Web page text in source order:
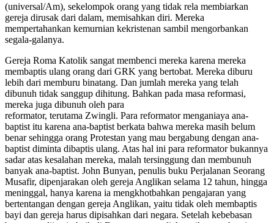
(universal/Am), sekelompok orang yang tidak rela membiarkan
gereja dirusak dari dalam, memisahkan diri. Mereka
mempertahankan kemurnian kekristenan sambil mengorbankan
segala-galanya.
Gereja Roma Katolik sangat membenci mereka karena mereka
membaptis ulang orang dari GRK yang bertobat. Mereka diburu
lebih dari memburu binatang. Dan jumlah mereka yang telah
dibunuh tidak sanggup dihitung. Bahkan pada masa reformasi,
mereka juga dibunuh oleh para
reformator, terutama Zwingli. Para reformator menganiaya ana-
baptist itu karena ana-baptist berkata bahwa mereka masih belum
benar sehingga orang Protestan yang mau bergabung dengan ana-
baptist diminta dibaptis ulang. Atas hal ini para reformator bukannya
sadar atas kesalahan mereka, malah tersinggung dan membunuh
banyak ana-baptist. John Bunyan, penulis buku Perjalanan Seorang
Musafir, dipenjarakan oleh gereja Anglikan selama 12 tahun, hingga
meninggal, hanya karena ia mengkhotbahkan pengajaran yang
bertentangan dengan gereja Anglikan, yaitu tidak oleh membaptis
bayi dan gereja harus dipisahkan dari negara. Setelah kebebasan